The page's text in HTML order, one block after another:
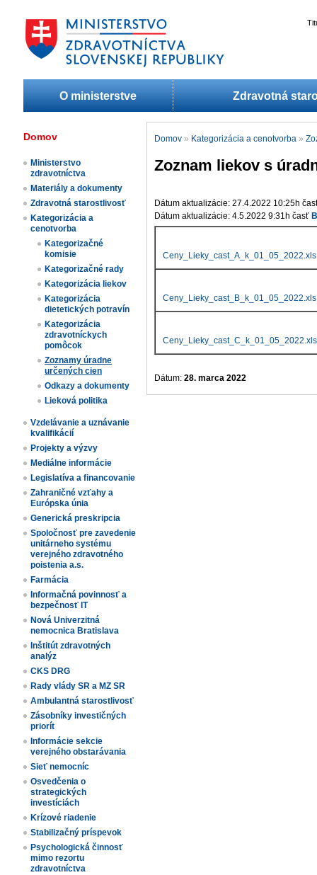
O ministerstve Zdravotná
Domov
Ministerstvo
zdravotníctva
Materiály a dokumenty
Zdravotná starostlivosť
Kategorizácia a
cenotvorba
Kategorizačné
komisie
Kategorizačné rady
Kategorizácia liekov​
Kategorizácia
dietetických potravín​
Kategorizácia
zdravotníckych
pomôcok
Zoznamy úradne
určených cien​
Odkazy a dokumenty
Lieková politika
Vzdelávanie a uznávanie
kvalifikácií
Projekty a výzvy
Mediálne informácie
Legislatíva a financovanie
Zahraničné vzťahy a
Európska únia
Generická preskripcia
Spoločnosť pre zavedenie
unitárneho systému
verejného zdravotného
poistenia a.s.
Farmácia
Informačná povinnosť a
bezpečnosť IT
Nová Univerzitná
nemocnica Bratislava
Inštitút zdravotných
analýz
CKS DRG
Rady vlády SR a MZ SR
Ambulantná starostlivosť
Zásobníky investičných
priorít
Informácie sekcie
verejného obstarávania
Sieť nemocníc
Osvedčenia o
strategických
investíciách
Krízové riadenie
Stabilizačný príspevok
Psychologická činnosť
mimo rezortu
zdravotníctva
Domov » Kategorizácia a cenotvorba »
Zoznam liekov s
Dátum aktualizácie: 27.4.2022 10:25h
Dátum aktualizácie: 4.5.2022 9:31h časť B
Ceny_Lieky_cast_A_k_01_05_2022.xls
Ceny_Lieky_cast_B_k_01_05_2022.xls
Ceny_Lieky_cast_C_k_01_05_2022.xls
Dátum: 28. marca 2022